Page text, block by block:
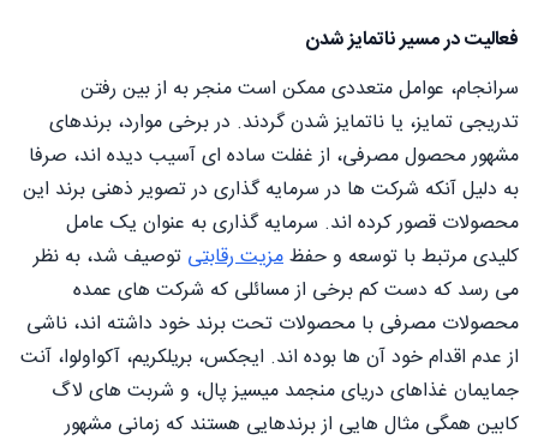
فعالیت در مسیر ناتمایز شدن
سرانجام، عوامل متعددی ممکن است منجر به از بین رفتن
تدریجی تمایز، یا ناتمایز شدن گردند. در برخی موارد، برندهای
مشهور محصول مصرفی، از غفلت ساده ای آسیب دیده اند، صرفا
به دلیل آنکه شرکت ها در سرمایه گذاری در تصویر ذهنی برند این
محصولات قصور کرده اند. سرمایه گذاری به عنوان یک عامل
کلیدی مرتبط با توسعه و حفظمزیت رقابتی توصیف شد، به نظر
می رسد که دست کم برخی از مسائلی که شرکت های عمده
محصولات مصرفی با محصولات تحت برند خود داشته اند، ناشی
از عدم اقدام خود آن ها بوده اند. ایجکس، بریلکریم، آکواولوا، آنت
جمایمان غذاهای دریای منجمد میسیز پال، و شربت های لاگ
کابین همگی مثال هایی از برندهایی هستند که زمانی مشهور